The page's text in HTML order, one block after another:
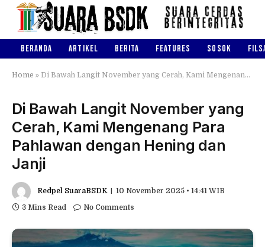
BERANDA ARTIKEL BERITA FEATURES SOSOK
Home » Di Bawah Langit November yang Cerah, Kami Mengenang Para Pahlawan dengan Hening dan Janji
Di Bawah Langit November yang
Cerah, Kami Mengenang Para
Pahlawan dengan Hening dan
Janji
Redpel SuaraBSDK
10 November 2025 • 14:41 WIB
3 Mins Read
No Comments